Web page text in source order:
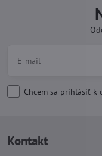
Chcem sa prihlásiť
Kontakt